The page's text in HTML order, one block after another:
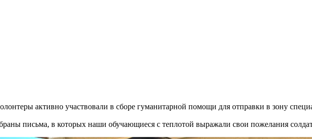
активно участвовали в сборе гуманитарной помощи для отправки в зону
письма, в которых наши обучающиеся с теплотой выражали свои пожелания